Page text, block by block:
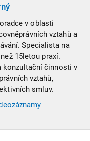
v oblasti
vztahů a
Specialista na
15letou praxí.
konzultační činnosti v
vztahů,
smluv.